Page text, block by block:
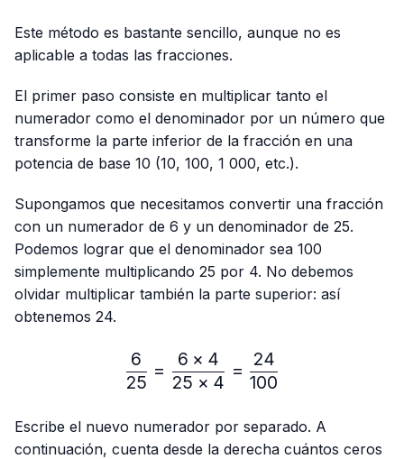
Este método es bastante sencillo, aunque no es
aplicable a todas las fracciones.
El primer paso consiste en multiplicar tanto el
numerador como el denominador por un número que
transforme la parte inferior de la fracción en una
potencia de base 10 (10, 100, 1 000, etc.).
Supongamos que necesitamos convertir una fracción
con un numerador de 6 y un denominador de 25.
Podemos lograr que el denominador sea 100
simplemente multiplicando 25 por 4. No debemos
olvidar multiplicar también la parte superior: así
obtenemos 24.
\frac{6}{25}=\frac{6 ×
25
6
=
25 × 4
6 × 4
=
100
24
Escribe el nuevo numerador por separado. A
continuación, cuenta desde la derecha cuántos ceros